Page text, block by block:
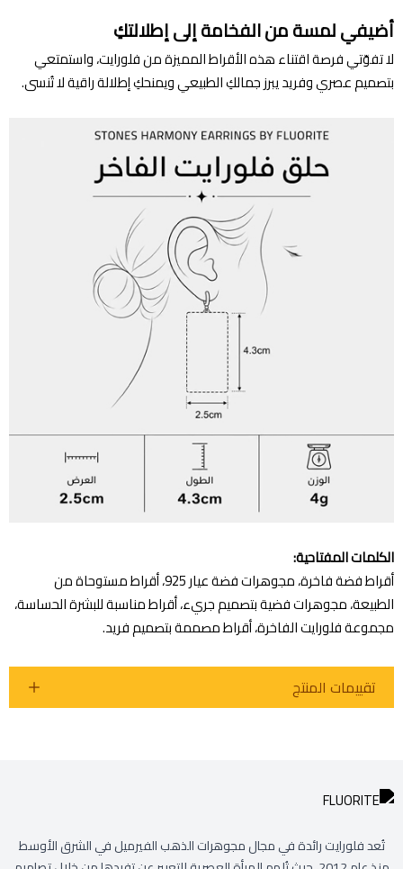
أضيفي لمسة من الفخامة إلى إطلالتكِ
لا تفوّتي فرصة اقتناء هذه الأقراط المميزة من فلورايت، واستمتعي
بتصميم عصري وفريد يبرز جمالكِ الطبيعي ويمنحكِ إطلالة راقية لا تُنسى.
الكلمات المفتاحية:
أقراط فضة فاخرة، مجوهرات فضة عيار 925، أقراط مستوحاة من
الطبيعة، مجوهرات فضية بتصميم جريء، أقراط مناسبة للبشرة الحساسة،
مجموعة فلورايت الفاخرة، أقراط مصممة بتصميم فريد.
تقييمات المنتج
تُعد فلورايت رائدة في مجال مجوهرات الذهب الفيرميل في الشرق الأوسط